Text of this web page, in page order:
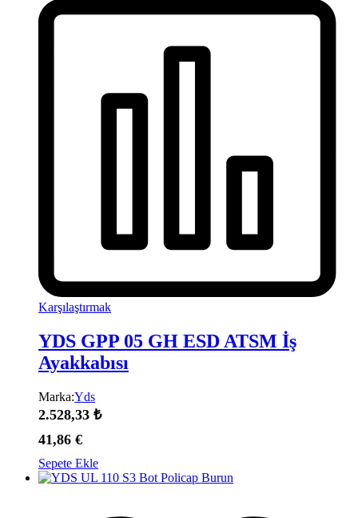
Karşılaştırmak
YDS GPP 05 GH ESD ATSM İş
Ayakkabısı
Marka:Yds
2.528,33 ₺
41,86 €
Sepete Ekle